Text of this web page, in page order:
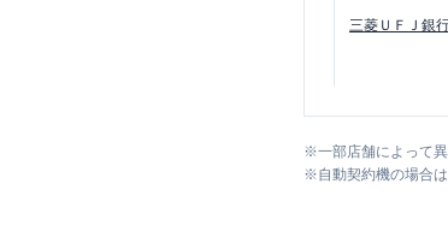
三菱ＵＦＪ銀
三菱ＵＦＪ銀行
※一部店舗によって異
※自動契約機の場合